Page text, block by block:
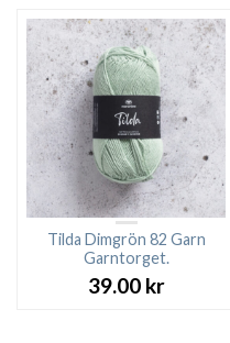
Tilda Dimgrön 82 Garn
Garntorget.
39.00 kr